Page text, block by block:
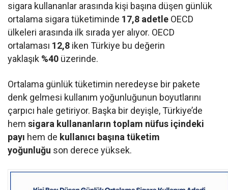
sigara kullananlar arasında kişi başına düşen günlük
ortalama sigara tüketiminde 17,8 adetle OECD
ülkeleri arasında ilk sırada yer alıyor. OECD
ortalaması 12,8 iken Türkiye bu değerin
yaklaşık %40 üzerinde.
Ortalama günlük tüketimin neredeyse bir pakete
denk gelmesi kullanım yoğunluğunun boyutlarını
çarpıcı hale getiriyor. Başka bir deyişle, Türkiye’de
hemsigara kullananların toplam nüfus içindeki
payı hem de kullanıcı başına tüketim
yoğunluğu son derece yüksek.